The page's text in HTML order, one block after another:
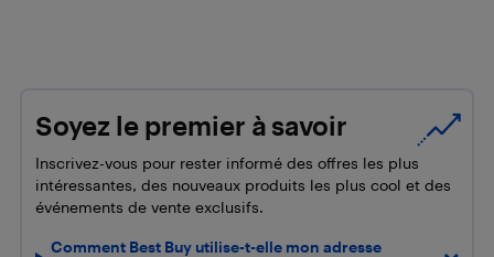
Soyez le premier à savoir
Inscrivez-vous pour rester informé des offres les plus
intéressantes, des nouveaux produits les plus cool et des
événements de vente exclusifs.
Comment Best Buy utilise-t-elle mon adresse